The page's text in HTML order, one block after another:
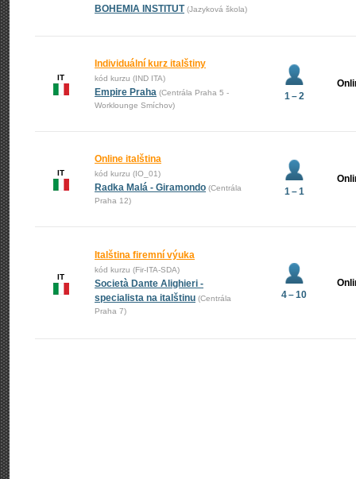
BOHEMIA INSTITUT (Jazyková škola)
IT
Individuální kurz italštiny
kód kurzu (IND ITA)
Empire Praha (Centrála Praha 5 -
Worklounge Smíchov)
1 – 2
IT
Online italština
kód kurzu (IO_01)
Radka Malá - Giramondo (Centrála
Praha 12)
1 – 1
IT
Italština firemní výuka
kód kurzu (Fir-ITA-SDA)
Società Dante Alighieri -
specialista na italštinu (Centrála
Praha 7)
4 – 10